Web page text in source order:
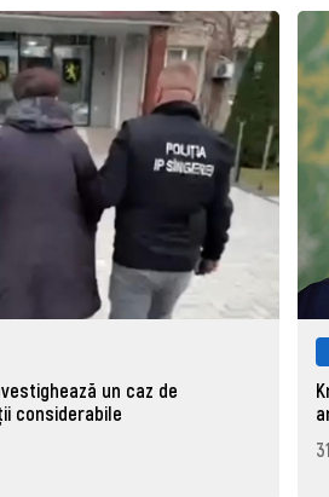
un caz de
considerabile